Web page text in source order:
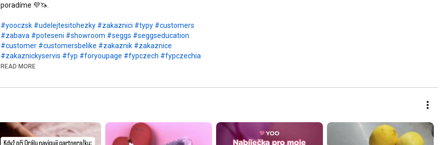
poradíme 💜🦄.
#yooczsk #udelejtesitohezky #zakaznici #typy #customers
#zabava #poteseni #showroom #seggs #seggseducation
#customer #customersbelike #zakaznik #zakaznice
#zakaznickyservis #fyp #foryoupage #fypczech #fypczechia
#preteba#brno
READ MORE